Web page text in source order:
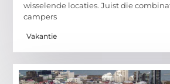
wisselende locaties. Juist die
campers
Vakantie